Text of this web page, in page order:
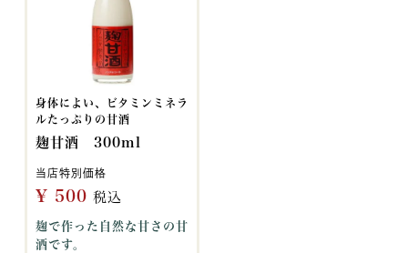
身体によい、ビタミンミネラ
ルたっぷりの甘酒
麹甘酒 300ml
当店特別価格
¥ 500 税込
麹で作った自然な甘さの甘
酒です。